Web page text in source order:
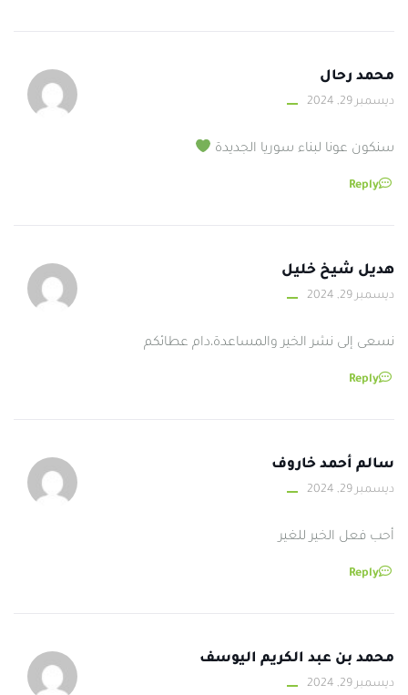
محمد رحال
ديسمبر 29, 2024
سنكون عونا لبناء سوريا الجديدة
Reply
هديل شيخ خليل
ديسمبر 29, 2024
نسعى إلى نشر الخير والمساعدة،دام عطائكم
Reply
سالم أحمد خاروف
ديسمبر 29, 2024
أحب فعل الخير للغير
Reply
محمد بن عبد الكريم اليوسف
ديسمبر 29, 2024